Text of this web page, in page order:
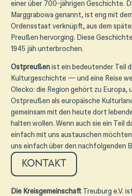
einer über 700-jährigen Geschichte.
Marggrabowa genannt, ist eng mit
Ordensstaat verknüpft, aus dem
Preußen hervorging. Diese
1945 jäh unterbrochen.
Ostpreußenist ein bedeutender Teil
Kulturgeschichte — und eine Reise
Olecko: die Region gehört zu Europa,
Ostpreußen als europäische
gemeinsam mit den heute dort
halten wollen. Wenn auch sie ein Teil
einfach mit uns austauschen
uns einfach über den nachfolgenden
Kontakt
Die Kreisgemeinschaft Treuburg e.V.